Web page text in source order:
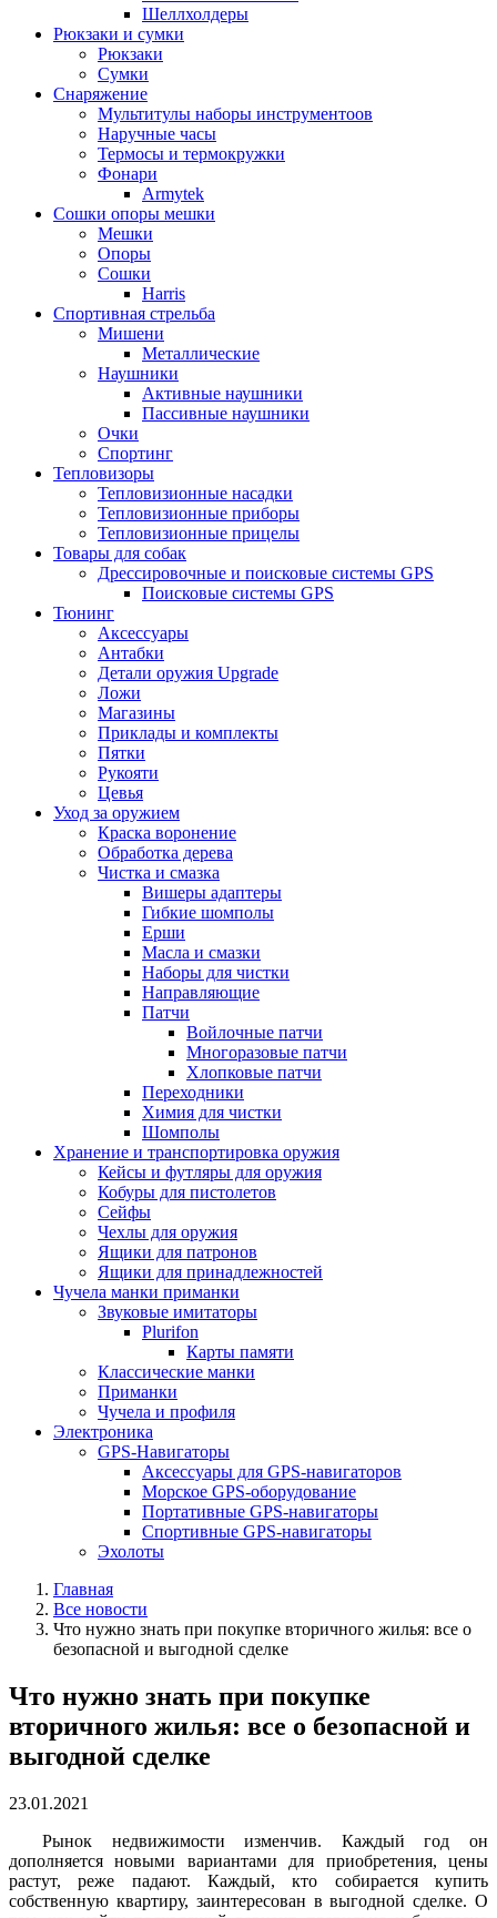
Шеллхолдеры
Рюкзаки и сумки
Рюкзаки
Сумки
Снаряжение
Мультитулы наборы инструментоов
Наручные часы
Термосы и термокружки
Фонари
Armytek
Сошки опоры мешки
Мешки
Опоры
Сошки
Harris
Спортивная стрельба
Мишени
Металлические
Наушники
Активные наушники
Пассивные наушники
Очки
Спортинг
Тепловизоры
Тепловизионные насадки
Тепловизионные приборы
Тепловизионные прицелы
Товары для собак
Дрессировочные и поисковые системы GPS
Поисковые системы GPS
Тюнинг
Аксессуары
Антабки
Детали оружия Upgrade
Ложи
Магазины
Приклады и комплекты
Пятки
Рукояти
Цевья
Уход за оружием
Краска воронение
Обработка дерева
Чистка и смазка
Вишеры адаптеры
Гибкие шомполы
Ерши
Масла и смазки
Наборы для чистки
Направляющие
Патчи
Войлочные патчи
Многоразовые патчи
Хлопковые патчи
Переходники
Химия для чистки
Шомполы
Хранение и транспортировка оружия
Кейсы и футляры для оружия
Кобуры для пистолетов
Сейфы
Чехлы для оружия
Ящики для патронов
Ящики для принадлежностей
Чучела манки приманки
Звуковые имитаторы
Plurifon
Карты памяти
Классические манки
Приманки
Чучела и профиля
Электроника
GPS-Навигаторы
Аксессуары для GPS-навигаторов
Морское GPS-оборудование
Портативные GPS-навигаторы
Спортивные GPS-навигаторы
Эхолоты
Главная
Все новости
Что нужно знать при покупке вторичного жилья: все о
безопасной и выгодной сделке
Что нужно знать при покупке
вторичного жилья: все о безопасной и
выгодной сделке
23.01.2021
Рынок недвижимости изменчив. Каждый год он
дополняется новыми вариантами для приобретения, цены
растут, реже падают. Каждый, кто собирается купить
собственную квартиру, заинтересован в выгодной сделке. О